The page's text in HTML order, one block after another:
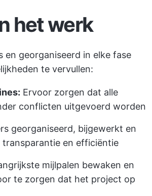
het werk
georganiseerd in elke fase
te vervullen:
Ervoor zorgen dat alle
conflicten uitgevoerd worden
georganiseerd, bijgewerkt en
en efficiëntie
mijlpalen bewaken en
te zorgen dat het project op